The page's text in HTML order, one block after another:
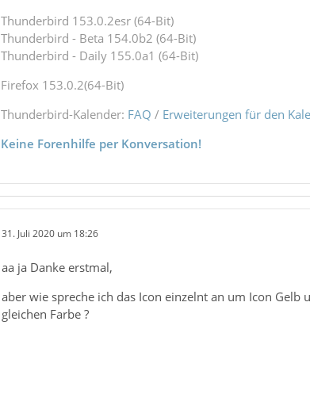
Thunderbird 153.0.2esr (64-Bit)
Thunderbird - Beta 154.0b2 (64-Bit)
Thunderbird - Daily 155.0a1 (64-Bit)
Firefox 153.0.2(64-Bit)
Thunderbird-Kalender: FAQ / Erweiterungen für den
Keine Forenhilfe per Konversation!
31. Juli 2020 um 18:26
aa ja Danke erstmal,
aber wie spreche ich das Icon einzelnt an um Icon
gleichen Farbe ?